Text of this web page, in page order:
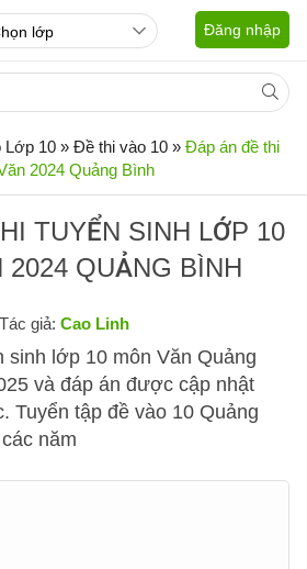
Đăng nhập
Lớp 10 » Đề thi vào 10 » Đáp án đề thi
2024 Quảng Bình
TUYỂN SINH LỚP 10
2024 QUẢNG BÌNH
giả: Cao Linh
sinh lớp 10 môn Văn Quảng
và đáp án được cập nhật
Tuyển tập đề vào 10 Quảng
năm